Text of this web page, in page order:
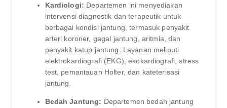
Kardiologi: Departemen ini menyediakan
intervensi diagnostik dan terapeutik untuk
berbagai kondisi jantung, termasuk penyakit
arteri koroner, gagal jantung, aritmia, dan
penyakit katup jantung. Layanan meliputi
elektrokardiografi (EKG), ekokardiografi, stress
test, pemantauan Holter, dan kateterisasi
jantung.
Bedah Jantung: Departemen bedah jantung